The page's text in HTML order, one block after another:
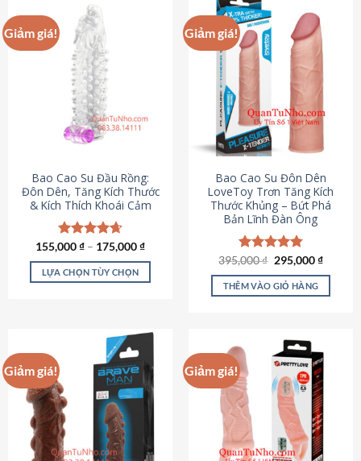
có
nhiều
biến
thể.
Các
tùy
chọn
có
chọn
trên
trang
sản
phẩm
Giảm giá!
Bao Cao Su Đầu Rồng:
Đôn Dên, Tăng Kích Thước
& Kích Thích Khoái Cảm
Được xếp
hạng4.69
5 sao
155,000₫ – 175,000₫
LỰA CHỌN TÙY CHỌN
nhiều
biến
thể.
Các
tùy
chọn
Giảm giá!
Bao Cao Su Đôn Dên
LoveToy Trơn Tăng Kích
Thước Khủng – Bứt Phá
Bản Lĩnh Đàn Ông
Được xếp
hạng4.82
5 sao
395,000₫ Giá
là:
395,000 ₫.
295,000₫Giá
tại
THÊM VÀO GIỎ HÀNG
Giảm giá! Giảm giá!